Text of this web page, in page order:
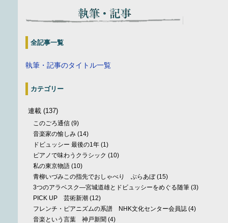
全記事一覧
執筆・記事のタイトル一覧
カテゴリー
連載 (137)
このごろ通信 (9)
音楽家の愉しみ (14)
ドビュッシー 最後の1年 (1)
ピアノで味わうクラシック (10)
私の東京物語 (10)
青柳いづみこの指先でおしゃべり ぶらあぼ(15)
3つのアラベスク—宮城道雄とドビュッシーをめぐる随筆 (3)
PICK UP 芸術新潮 (12)
フレンチ・ピアニズムの系譜 NHK文化センター会員誌 (4)
音楽という言葉 神戸新聞 (4)